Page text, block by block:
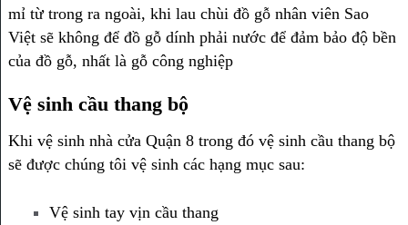
mỉ từ trong ra ngoài, khi lau chùi đồ gỗ nhân viên Sao
Việt sẽ không để đồ gỗ dính phải nước để đảm bảo độ bền
của đồ gỗ, nhất là gỗ công nghiệp
Vệ sinh cầu thang bộ
Khi vệ sinh nhà cửa Quận 8 trong đó vệ sinh cầu thang bộ
sẽ được chúng tôi vệ sinh các hạng mục sau:
Vệ sinh tay vịn cầu thang